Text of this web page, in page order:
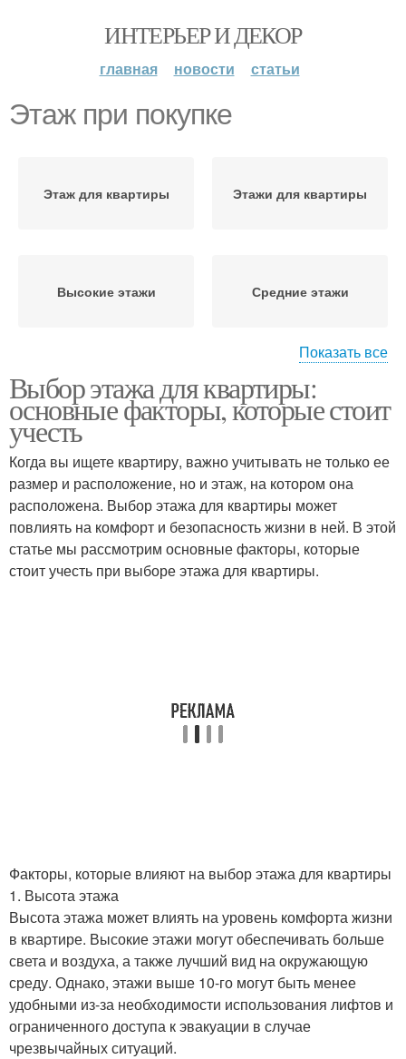
ИНТЕРЬЕР И ДЕКОР
главная новости статьи
Этаж при покупке
Этаж для квартиры Этажи для квартиры
Высокие этажи Средние этажи
Верхние этажи
этажах
Показать все
Выбор этажа для квартиры:
основные факторы, которые стоит
учесть
Когда вы ищете квартиру, важно учитывать не только ее
размер и расположение, но и этаж, на котором она
расположена. Выбор этажа для квартиры может
повлиять на комфорт и безопасность жизни в ней. В этой
статье мы рассмотрим основные факторы, которые
стоит учесть при выборе этажа для квартиры.
Факторы, которые влияют на выбор этажа для квартиры
1. Высота этажа
Высота этажа может влиять на уровень комфорта жизни
в квартире. Высокие этажи могут обеспечивать больше
света и воздуха, а также лучший вид на окружающую
среду. Однако, этажи выше 10-го могут быть менее
удобными из-за необходимости использования лифтов и
ограниченного доступа к эвакуации в случае
чрезвычайных ситуаций.